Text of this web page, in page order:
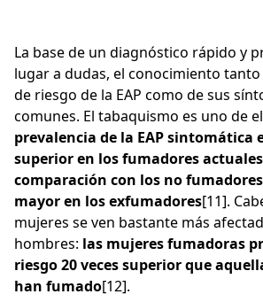
La base de un diagnóstico rápido y
lugar a dudas, el conocimiento
de riesgo de la EAP como de sus
comunes. El tabaquismo es uno de
prevalencia de la EAP sintomática
superior en los fumadores
comparación con los no
mayor en los exfumadores[11].
mujeres se ven bastante más
hombres: las mujeres fumadoras
riesgo 20 veces superior que
han fumado[12].